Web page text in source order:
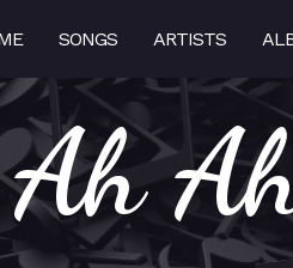
SONGS ARTISTS